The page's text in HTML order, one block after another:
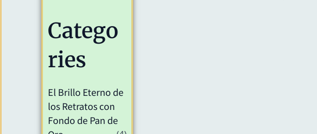
Catego
ries
El Brillo Eterno de
los Retratos con
Fondo de Pan de